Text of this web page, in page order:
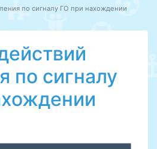
по сигналу ГО при нахождении
по сигналу